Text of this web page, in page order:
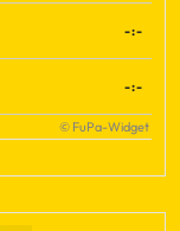
-:-
-:-
© FuPa-Widget